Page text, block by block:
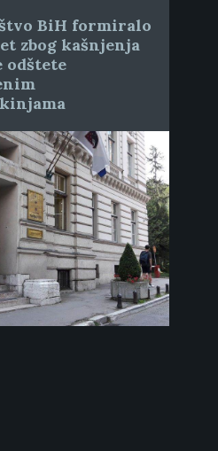
BiH formiralo
zbog kašnjenja
odštete